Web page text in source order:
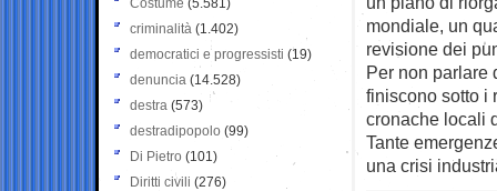
mondiale, un
revisione dei
Per non parlare
finiscono sotto i
cronache locali
Tante
una crisi
Costume (5.581)
criminalità (1.402)
democratici e progressisti (19)
denuncia (14.528)
destra (573)
destradipopolo (99)
Di Pietro (101)
Diritti civili (276)